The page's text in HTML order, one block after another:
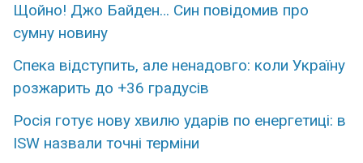
Щoйно! Джо Бaйден… Син повiдомив про
сyмну нoвину
Спека відступить, але ненадовго: коли Україну
розжарить до +36 градусів
Росія готує нову хвилю ударів по енергетиці: в
ISW назвали точні терміни